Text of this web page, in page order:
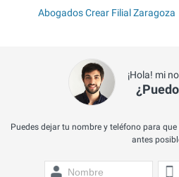
Abogados Crear Filial Zaragoza
¡Hola! mi
Puedes dejar tu nombre y teléfono para
antes